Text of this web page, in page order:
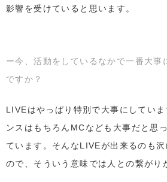
影響を受けていると思います。
ー今、活動をしているなかで一番大事
ですか？
LIVEはやっぱり特別で大事にしてい
ンスはもちろんMCなども大事だと思
ています。そんなLIVEが出来るのも
ので、そういう意味では人との繋がり